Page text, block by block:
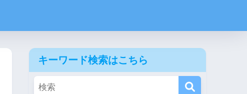
キーワード検索はこちら